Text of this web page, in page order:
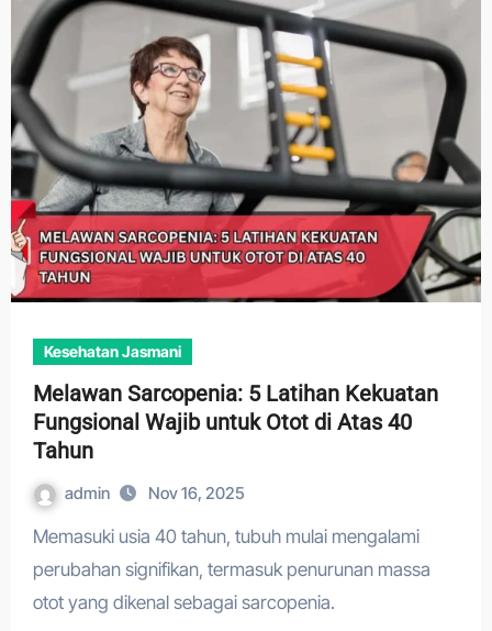
Kesehatan Jasmani
Melawan Sarcopenia: 5 Latihan Kekuatan
Fungsional Wajib untuk Otot di Atas 40
Tahun
admin Nov 16, 2025
Memasuki usia 40 tahun, tubuh mulai mengalami
perubahan signifikan, termasuk penurunan massa
otot yang dikenal sebagai sarcopenia.